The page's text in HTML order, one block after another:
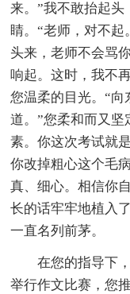
来。”我不敢抬起
睛。“老师，对不
头来，老师不会骂
响起。这时，我不
您温柔的目光。“
道。”您柔和而又坚
素。你这次考试就
你改掉粗心这个毛
真、细心。相信你
长的话牢牢地植入
一直名列前茅。
在您的指导下
举行作文比赛，您